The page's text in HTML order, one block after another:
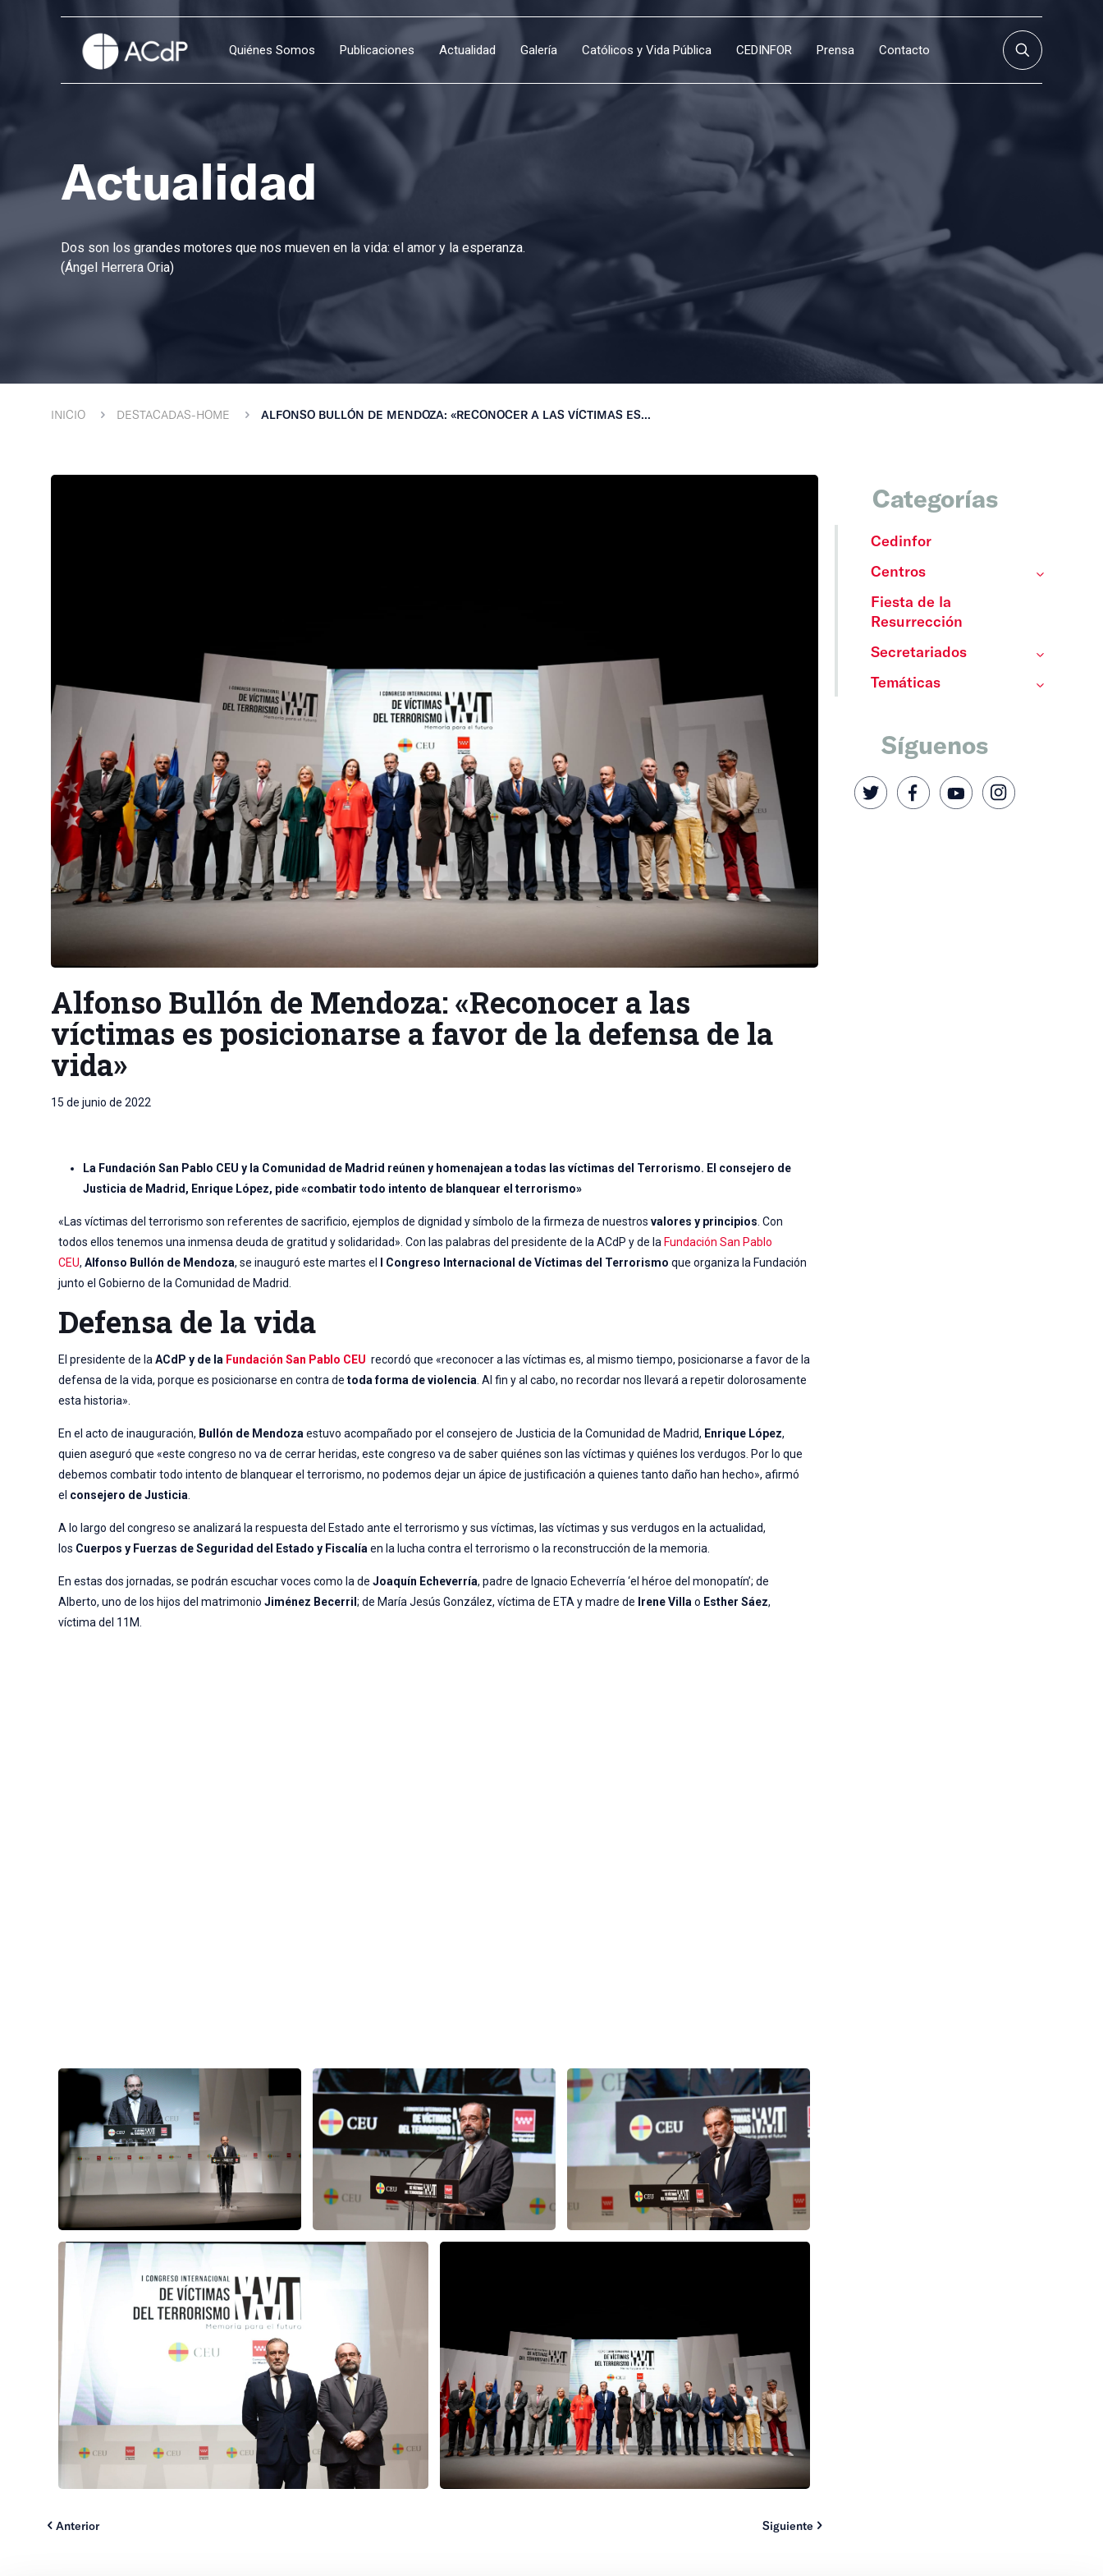
Quiénes Somos Publicaciones Actualidad Galería Católicos y Vida Pública CEDINFOR Prensa Contacto
Actualidad
Dos son los grandes motores que nos mueven en la vida: el amor y la esperanza.
(Ángel Herrera Oria)
INICIO DESTACADAS-HOME ALFONSO BULLÓN DE MENDOZA: «RECONOCER A LAS VÍCTIMAS ES...
Alfonso Bullón de Mendoza: «Reconocer a las
víctimas es posicionarse a favor de la defensa de la
vida»
15 de junio de 2022
La Fundación San Pablo CEU y la Comunidad de Madrid reúnen y homenajean a todas las víctimas del Terrorismo. El consejero de
Justicia de Madrid, Enrique López, pide «combatir todo intento de blanquear el terrorismo»
«Las víctimas del terrorismo son referentes de sacrificio, ejemplos de dignidad y símbolo de la firmeza de nuestrosvalores y principios . Con
todos ellos tenemos una inmensa deuda de gratitud y solidaridad». Con las palabras del presidente de la ACdP y de la Fundación San Pablo
CEU,Alfonso Bullón de Mendoza, se inauguró este martes el I Congreso Internacional de Víctimas del Terrorismo que organiza la Fundación
junto el Gobierno de la Comunidad de Madrid.
Defensa de la vida
El presidente de laACdP y de la Fundación San Pablo CEU recordó que «reconocer a las víctimas es, al mismo tiempo, posicionarse a favor de la
defensa de la vida, porque es posicionarse en contra detoda forma de violencia . Al fin y al cabo, no recordar nos llevará a repetir dolorosamente
esta historia».
En el acto de inauguración, Bullón de Mendoza estuvo acompañado por el consejero de Justicia de la Comunidad de Madrid, Enrique López,
quien aseguró que «este congreso no va de cerrar heridas, este congreso va de saber quiénes son las víctimas y quiénes los verdugos. Por lo que
debemos combatir todo intento de blanquear el terrorismo, no podemos dejar un ápice de justificación a quienes tanto daño han hecho», afirmó
el consejero de Justicia
A lo largo del congreso se analizará la respuesta del Estado ante el terrorismo y sus víctimas, las víctimas y sus verdugos en la actualidad,
los Cuerpos y Fuerzas de Seguridad del Estado y Fiscalía en la lucha contra el terrorismo o la reconstrucción de la memoria.
En estas dos jornadas, se podrán escuchar voces como la deJoaquín Echeverría, padre de Ignacio Echeverría ‘el héroe del monopatín’; de
Alberto, uno de los hijos del matrimonioJiménez Becerril; de María Jesús González, víctima de ETA y madre de Irene Villa o Esther Sáez,
víctima del 11M.
Anterior Siguiente
Categorías
Cedinfor
Centros
Fiesta de la
Resurrección
Secretariados
Temáticas
Síguenos